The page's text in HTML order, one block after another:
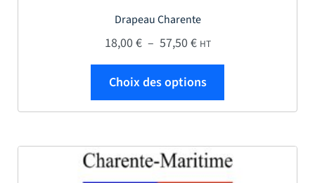
Drapeau Charente
18,00€ – 57,50€Plage de prix : 18,00 €
HT
Choix des options